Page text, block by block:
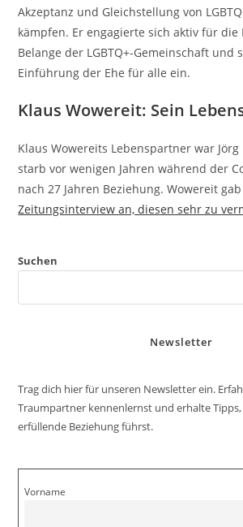
Akzeptanz und Gleichstellung von
kämpfen. Er engagierte sich aktiv für die
Belange der LGBTQ+-Gemeinschaft und
Einführung der Ehe für alle ein.
Klaus Wowereit: Sein
Klaus Wowereits Lebenspartner war
starb vor wenigen Jahren während der
nach 27 Jahren Beziehung. Wowereit
Zeitungsinterview an, diesen sehr zu
Suchen
Newsletter
Trag dich hier für unseren Newsletter ein.
Traumpartner kennenlernst und erhalte
erfüllende Beziehung führst.
Vorname